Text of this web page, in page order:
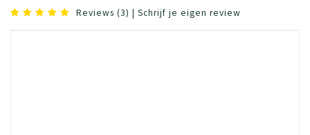
Reviews (3) | Schrijf je eigen review